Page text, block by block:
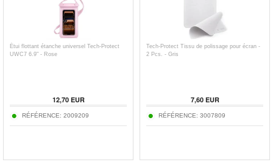
Étui flottant étanche universel Tech-Protect
UWC7 6.9" - Rose
12,70EUR
RÉFÉRENCE: 2009209
Tech-Protect Tissu de polissage pour écran -
2 Pcs. - Gris
7,60EUR
RÉFÉRENCE: 3007809